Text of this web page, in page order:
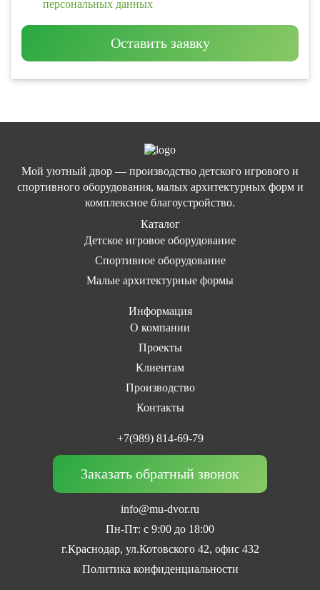
персональных данных
Оставить заявку
Мой уютный двор — производство детского игрового и
спортивного оборудования, малых архитектурных форм и
комплексное благоустройство.
Каталог
Детское игровое оборудование
Спортивное оборудование
Малые архитектурные формы
Информация
О компании
Проекты
Клиентам
Производство
Контакты
+7(989) 814-69-79
Заказать обратный звонок
info@mu-dvor.ru
Пн-Пт: с 9:00 до 18:00
г.Краснодар, ул.Котовского 42, офис 432
Политика конфиденциальности